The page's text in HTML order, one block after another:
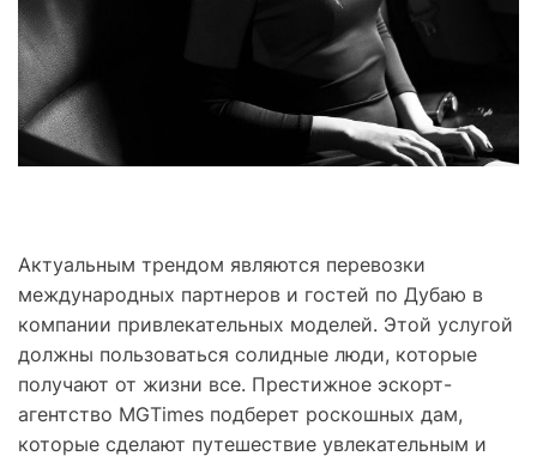
Актуальным трендом являются перевозки
международных партнеров и гостей по Дубаю в
компании привлекательных моделей. Этой услугой
должны пользоваться солидные люди, которые
получают от жизни все. Престижное эскорт-
агентство MGTimes подберет роскошных дам,
которые сделают путешествие увлекательным и